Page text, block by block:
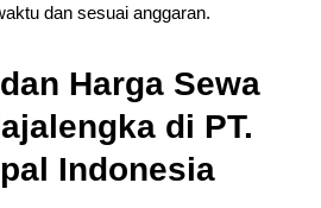
dan sesuai anggaran.
Harga Sewa
di PT.
Indonesia